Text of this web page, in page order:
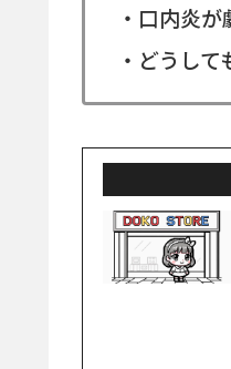
・口内炎
・どうし